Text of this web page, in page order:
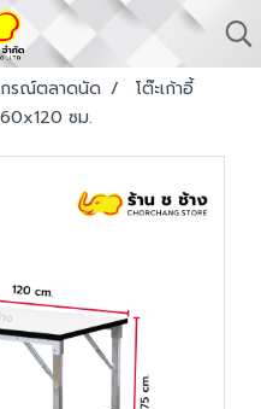
รณ์ตลาดนัด
โต๊ะเก้าอี้
ซม.